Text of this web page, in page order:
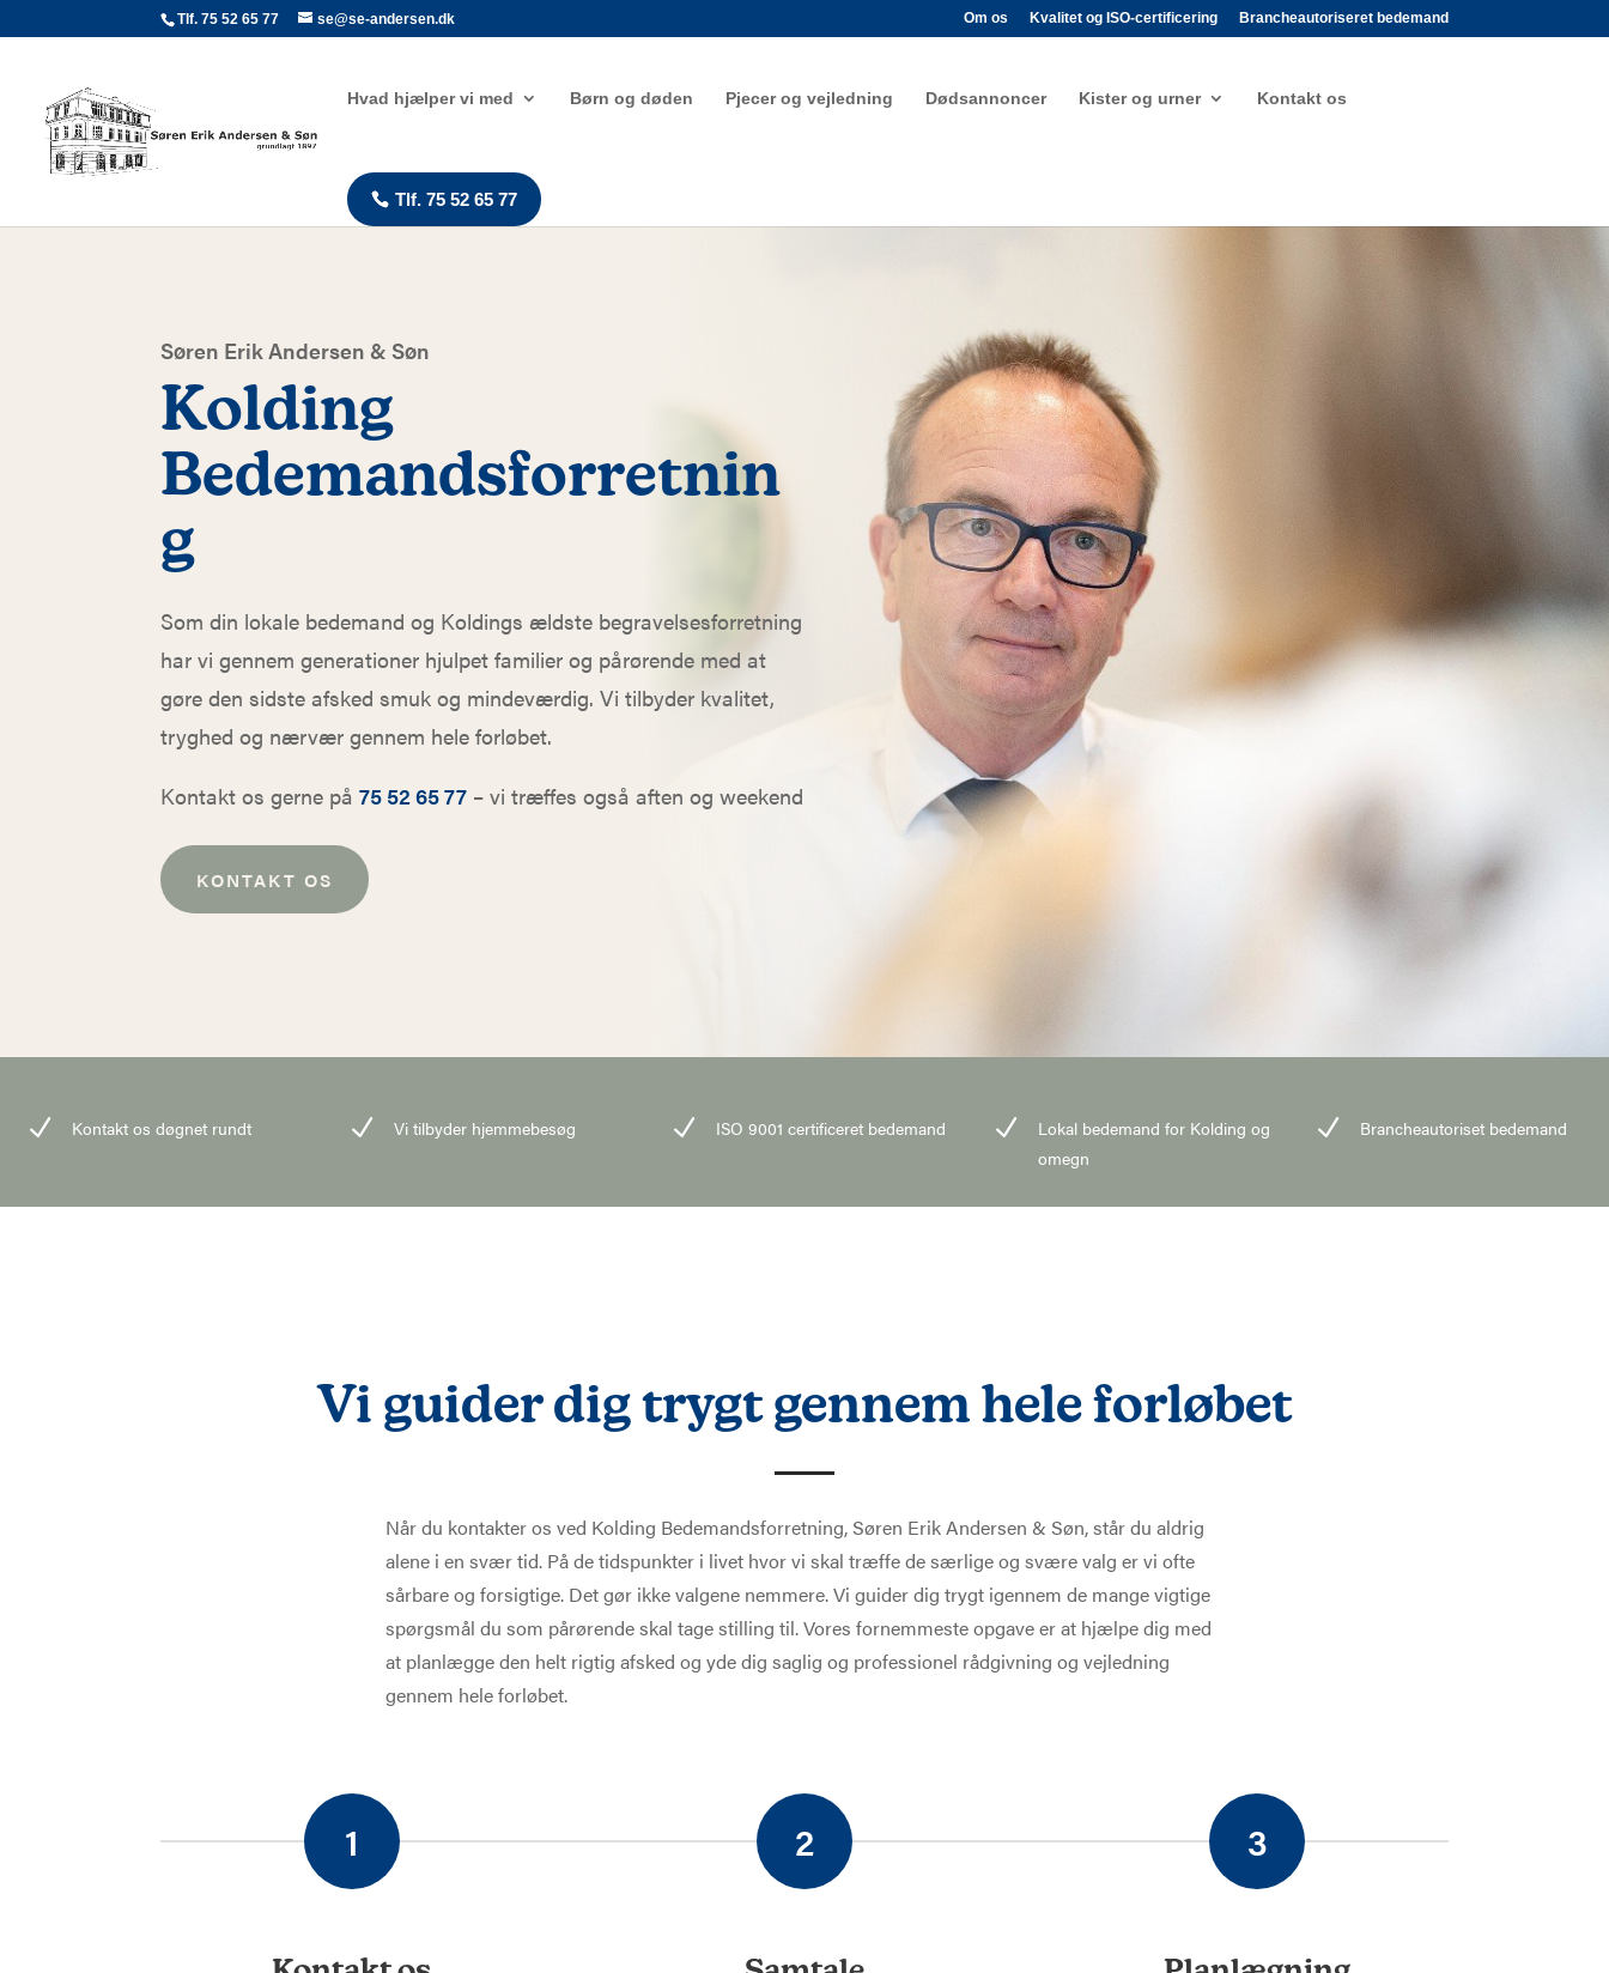
Tlf. 75 52 65 77 se@se-andersen.dk Om os Kvalitet og ISO-certificering Brancheautoriseret bedemand
Hvad hjælper vi med Børn og døden Pjecer og vejledning Dødsannoncer Kister og urner Kontakt os
Tlf. 75 52 65 77
Søren Erik Andersen & Søn
Kolding
Bedemandsforretnin
g
Som din lokale bedemand og Koldings ældste begravelsesforretning
har vi gennem generationer hjulpet familier og pårørende med at
gøre den sidste afsked smuk og mindeværdig. Vi tilbyder kvalitet,
tryghed og nærvær gennem hele forløbet.
Kontakt os gerne på75 52 65 77 – vi træffes også aften og weekend
KONTAKT OS
N Kontakt os døgnet rundt N Vi tilbyder hjemmebesøg N ISO 9001 certificeret bedemand N
Lokal bedemand for Kolding og
omegn
N Brancheautoriset bedemand
Vi guider dig trygt gennem hele forløbet
Når du kontakter os ved Kolding Bedemandsforretning, Søren Erik Andersen & Søn, står du aldrig
alene i en svær tid. På de tidspunkter i livet hvor vi skal træffe de særlige og svære valg er vi ofte
sårbare og forsigtige. Det gør ikke valgene nemmere. Vi guider dig trygt igennem de mange vigtige
spørgsmål du som pårørende skal tage stilling til. Vores fornemmeste opgave er at hjælpe dig med
at planlægge den helt rigtig afsked og yde dig saglig og professionel rådgivning og vejledning
gennem hele forløbet.
1 2 3